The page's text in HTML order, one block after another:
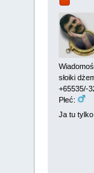
słoiki
+65535/-
Płeć:
Ja tu tylko